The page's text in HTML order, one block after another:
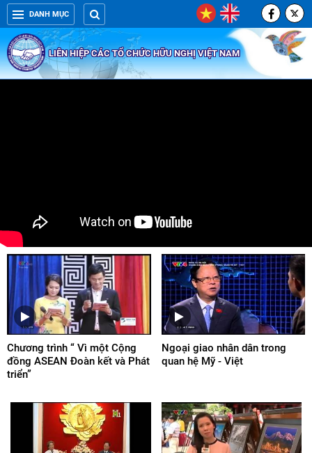
DANH MỤC
LIÊN HIỆP CÁC TỔ CHỨC HỮU NGHỊ VIỆT NAM
Chương trình “ Vì một Cộng
đồng ASEAN Đoàn kết và Phát
triển”
Ngoại giao nhân dân trong
quan hệ Mỹ - Việt